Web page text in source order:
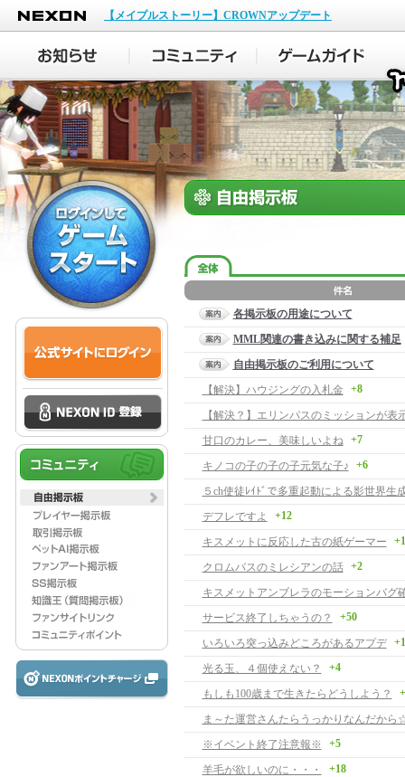
NEXON
【メイプルストーリー】CROWNアップデート
各掲示板の用途について
MML関連の書き込みに関する補足
自由掲示板のご利用について
【解決】ハウジングの入札金
+8
甘口のカレー、美味しいよね +7
キノコの子の子の子元気な子♪ +6
５ch使徒ﾚｲﾄﾞで多重起動による影世界生
デフレですよ
+12
キスメットに反応した古の紙ゲーマー +1
クロムバスのミレシアンの話 +2
キスメットアンブレラのモーションバグ
サービス終了しちゃうの？
+50
いろいろ突っ込みどころがあるアプデ
光る玉、４個使えない？ +4
もしも100歳まで生きたらどうしよう？
ま～た運営さんたらうっかりなんだから
※イベント終了注意報※
+5
羊毛が欲しいのに・・・ +18